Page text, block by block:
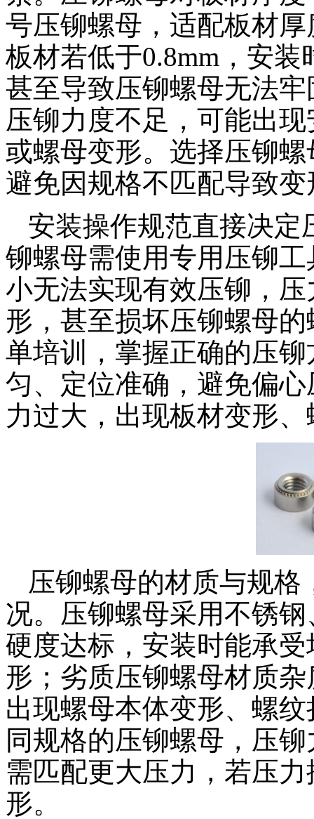
号压铆螺母，适配板材
板材若低于0.8mm，安
甚至导致压铆螺母无法
压铆力度不足，可能出
或螺母变形。选择压铆
避免因规格不匹配导致变
安装操作规范直接决定
铆螺母需使用专用压铆
小无法实现有效压铆，
形，甚至损坏压铆螺母
单培训，掌握正确的压
匀、定位准确，避免偏
力过大，出现板材变形
压铆螺母的材质与规
况。压铆螺母采用不锈
硬度达标，安装时能承
形；劣质压铆螺母材质
出现螺母本体变形、螺
同规格的压铆螺母，压
需匹配更大压力，若压
形。